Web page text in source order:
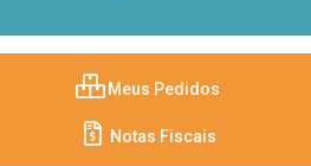
Meus Pedidos
Notas Fiscais